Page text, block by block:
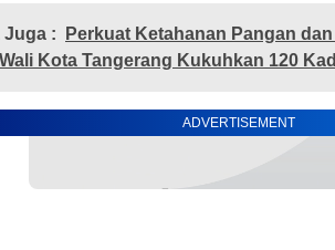
Juga :
Perkuat Ketahanan Pangan
Kota Tangerang Kukuhkan 120
ADVERTISEMENT